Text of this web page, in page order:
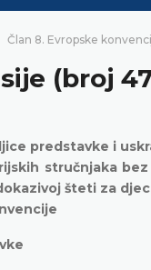
Član 8. Evropske
(broj
predstavke i
stručnjaka
šteti za